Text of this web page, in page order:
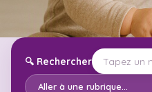
🔍 Rechercher